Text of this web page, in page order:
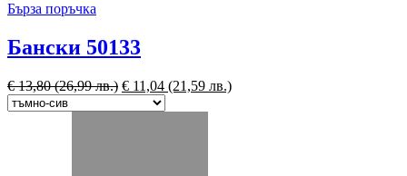
Бърза поръчка
Бански 50133
€13,80(26,99 лв.) € 11,04 (21,59 лв.)